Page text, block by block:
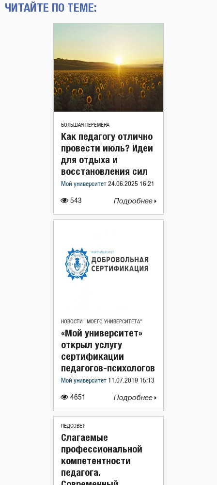
ЧИТАЙТЕ ПО ТЕМЕ:
БОЛЬШАЯ ПЕРЕМЕНА
543
Как педагогу отлично
провести июль? Идеи
для отдыха и
восстановления сил
Мой университет 24.06.2025 16:21
Подробнее
НОВОСТИ "МОЕГО УНИВЕРСИТЕТА"
4651
«Мой университет»
открыл услугу
сертификации
педагогов-психологов
Мой университет 11.07.2019 15:13
Подробнее
ПЕДСОВЕТ
Слагаемые
профессиональной
компетентности
педагога.